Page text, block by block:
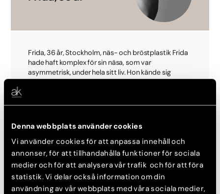
Denna webbplats använder cookies
Vi använder cookies för att anpassa innehåll och
annonser, för att tillhandahålla funktioner för sociala
medier och för att analysera vår trafik och för att föra
statistik. Vi delar också information om din
användning av vår webbplats med våra sociala medier,
Frida, 36 år, Stockholm, näs- och bröstplastik Frida
hade haft komplex för sin näsa, som var
asymmetrisk, under hela sitt liv. Hon kände sig
begränsad /../
Bröstoperation
Malin, 29 år